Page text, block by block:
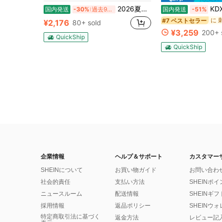
国内発送 -30% 過去9時間 2026夏新作 レディースシャツ 日系ナチュラルスタイル ロースタンドカラー フリルデザイン 半袖トップス 上品フェミニンゆったりシルエット通気性抜群 薄手軽量 肌触り柔らか 体型カバー着痩せ効果 カジュアル オフィスカジュアル
¥2,176 80+ sold
QuickShip
国内発送 -51% KDXD2026 レジャー ファッション ロン
#7 ベストセラー
(100+)
#7 ベストセラー
(100+)
#7 ベストセラー
(100+)
#7 ベストセラー
(100+)
¥3,259 200+
QuickShip
企業情報
SHEINについて
社会的責任
ニュースルーム
採用情報
特定商取引法に基づく
ヘルプ＆サポート
お買い物ガイド
支払い方法
配送情報
返品ポリシー
返金方法
カスタマー
お問い合わ
SHEINポイ
SHEINギフ
SHEINウォ
レビュー記